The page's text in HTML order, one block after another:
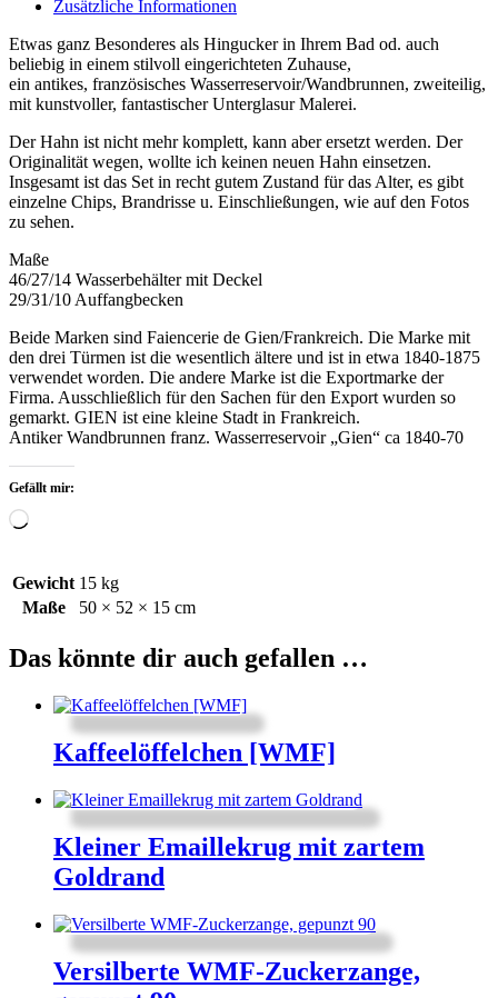
Zusätzliche Informationen
Etwas ganz Besonderes als Hingucker in Ihrem Bad od. auch
beliebig in einem stilvoll eingerichteten Zuhause,
ein antikes, französisches Wasserreservoir/Wandbrunnen, zweiteilig,
mit kunstvoller, fantastischer Unterglasur Malerei.
Der Hahn ist nicht mehr komplett, kann aber ersetzt werden. Der
Originalität wegen, wollte ich keinen neuen Hahn einsetzen.
Insgesamt ist das Set in recht gutem Zustand für das Alter, es gibt
einzelne Chips, Brandrisse u. Einschließungen, wie auf den Fotos
zu sehen.
Maße
46/27/14 Wasserbehälter mit Deckel
29/31/10 Auffangbecken
Beide Marken sind Faiencerie de Gien/Frankreich. Die Marke mit
den drei Türmen ist die wesentlich ältere und ist in etwa 1840-1875
verwendet worden. Die andere Marke ist die Exportmarke der
Firma. Ausschließlich für den Sachen für den Export wurden so
gemarkt. GIEN ist eine kleine Stadt in Frankreich.
Antiker Wandbrunnen franz. Wasserreservoir „Gien“ ca 1840-70
Gefällt mir:
Wird
Gewicht 15 kg
Maße
50 × 52 × 15 cm
Das könnte dir auch gefallen …
Kaffeelöffelchen [WMF]
Kleiner Emaillekrug mit zartem
Goldrand
Versilberte WMF-Zuckerzange,